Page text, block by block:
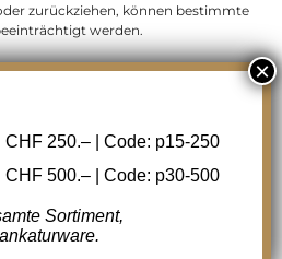
zurückziehen, können bestimmte
werden.
Ablehnen
URAY GmbH | All Rights
Data Security Standards |
Facebook
CHF 250.– | Code: p15-250
CHF 500.– | Code: p30-500
Sortiment,